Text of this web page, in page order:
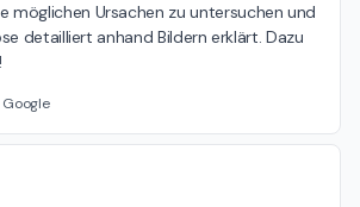
möglichen Ursachen zu untersuchen und
detailliert anhand Bildern erklärt. Dazu
Google